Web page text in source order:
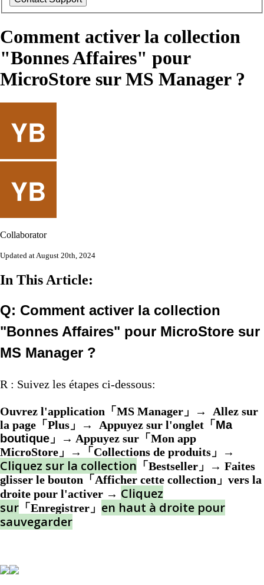
Comment activer la collection
"Bonnes Affaires" pour
MicroStore sur MS Manager ?
Collaborator
Updated at August 20th, 2024
In This Article:
Q: Comment activer la collection
"Bonnes Affaires" pour MicroStore sur
MS Manager ?
R : Suivez les étapes ci-dessous:
Ouvrez l'application「MS Manager」→ Allez sur
la page「Plus」→ Appuyez sur l'onglet「 Ma
boutique 」→ Appuyez sur「Mon app
MicroStore」→「Collections de produits」→
Cliquez sur la collection 「Bestseller」→ Faites
glisser le bouton「Afficher cette collection」vers la
droite pour l'activer → Cliquez
sur 「Enregistrer」 en haut à droite pour
sauvegarder